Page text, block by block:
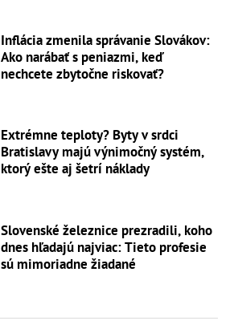
Inflácia zmenila správanie Slovákov:
Ako narábať s peniazmi, keď
nechcete zbytočne riskovať?
Extrémne teploty? Byty v srdci
Bratislavy majú výnimočný systém,
ktorý ešte aj šetrí náklady
Slovenské železnice prezradili, koho
dnes hľadajú najviac: Tieto profesie
sú mimoriadne žiadané